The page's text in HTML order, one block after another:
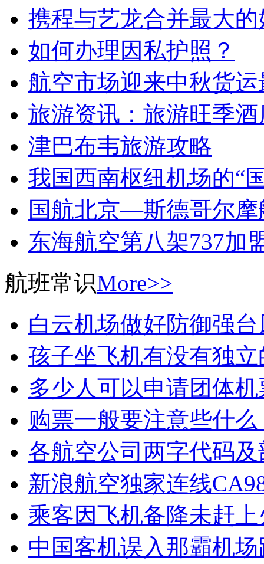
携程与艺龙合并最大
如何办理因私护照？
航空市场迎来中秋货
旅游资讯：旅游旺季
津巴布韦旅游攻略
我国西南枢纽机场的“
国航北京—斯德哥尔摩
东海航空第八架737加
航班常识More>>
白云机场做好防御强
孩子坐飞机有没有独
多少人可以申请团体
购票一般要注意些什么
各航空公司两字代码
新浪航空独家连线
乘客因飞机备降未赶
中国客机误入那霸机